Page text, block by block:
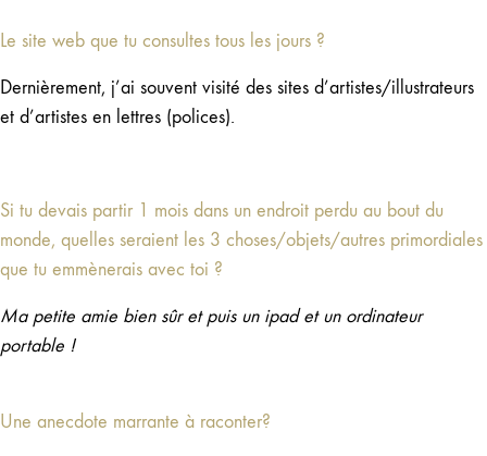
Le site web que tu consultes tous les jours ?
Dernièrement, j’ai souvent visité des sites d’artistes/illustrateurs
et d’artistes en lettres (polices).
Si tu devais partir 1 mois dans un endroit perdu au bout du
monde, quelles seraient les 3 choses/objets/autres primordiales
que tu emmènerais avec toi ?
Ma petite amie bien sûr et puis un ipad et un ordinateur
portable !
Une anecdote marrante à raconter?